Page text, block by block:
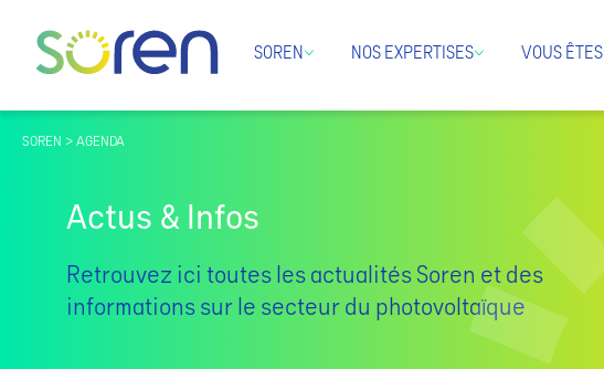
SOREN NOS EXPERTISES VOUS ÊTES
SOREN > AGENDA
Actus & Infos
Retrouvez ici toutes les actualités Soren et des
informations sur le secteur du photovoltaïque